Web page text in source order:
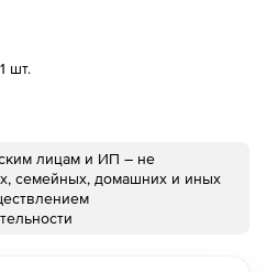
шт.
лицам и ИП – не
семейных, домашних и иных